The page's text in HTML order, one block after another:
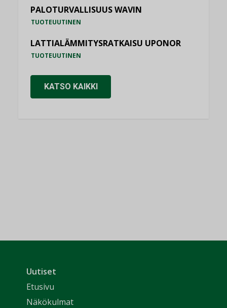
PALOTURVALLISUUS WAVIN
TUOTEUUTINEN
LATTIALÄMMITYSRATKAISU UPONOR
TUOTEUUTINEN
KATSO KAIKKI
Uutiset
Etusivu
Näkökulmat